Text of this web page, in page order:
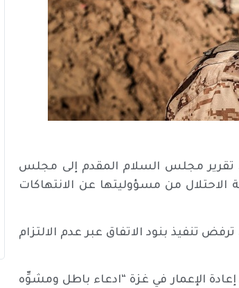
تقرير مجلس السلام المقدم إلى مجلس
من مسؤوليتها عن الانتهاكات
تنفيذ بنود الاتفاق عبر عدم الالتزام
إعادة الإعمار في غزة “ادعاء باطل ومشوِّه